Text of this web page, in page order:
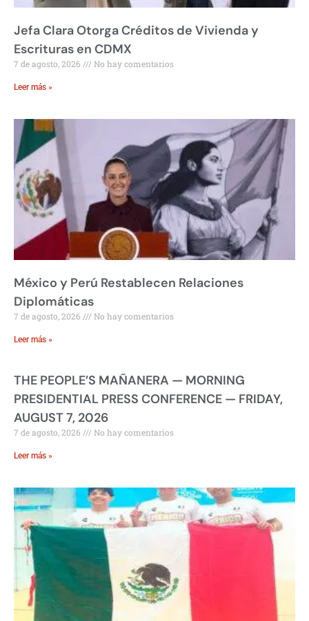
Jefa Clara Otorga Créditos de Vivienda y
Escrituras en CDMX
7 de agosto, 2026 No hay comentarios
Leer más »
México y Perú Restablecen Relaciones
Diplomáticas
7 de agosto, 2026 No hay comentarios
Leer más »
THE PEOPLE’S MAÑANERA — MORNING
PRESIDENTIAL PRESS CONFERENCE — FRIDAY,
AUGUST 7, 2026
7 de agosto, 2026 No hay comentarios
Leer más »